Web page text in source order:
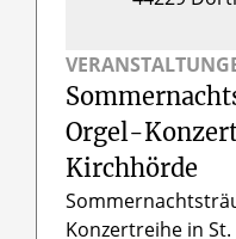
Orgel-
Kirchhörde
Konzertreihe in